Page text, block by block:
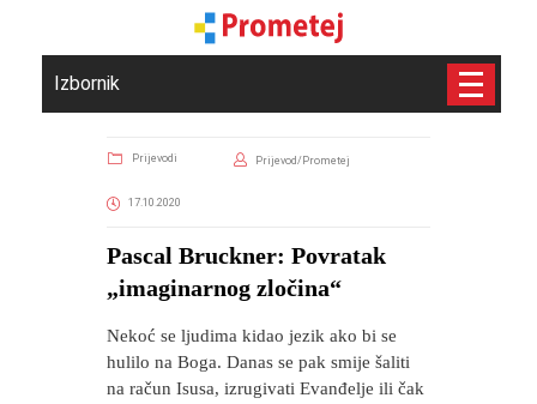
Izbornik
Prijevodi Prijevod/Prometej
17.10.2020
Pascal Bruckner: Povratak
„imaginarnog zločina“
Nekoć se ljudima kidao jezik ako bi se
hulilo na Boga. Danas se pak smije šaliti
na račun Isusa, izrugivati Evanđelje ili čak